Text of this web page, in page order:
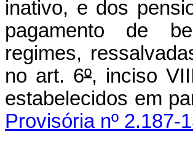
inativo, e dos
pagamento de
regimes,
no art. 6º, inciso
estabelecidos em
Provisória nº 2.187-